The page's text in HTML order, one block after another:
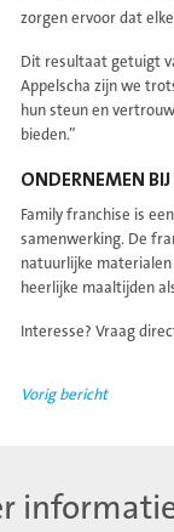
zorgen ervoor dat
Dit resultaat getuigt
Appelscha zijn we
hun steun en
bieden.”
ONDERNEMEN
Family franchise is
samenwerking. De
natuurlijke
heerlijke maaltijden
Interesse? Vraag
Vorig bericht